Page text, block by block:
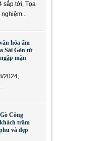
sắp tới, Tọa
nghiệm...
hóa ẩm
Sài Gòn từ
mặn
2024,
Công
trầm
và đẹp